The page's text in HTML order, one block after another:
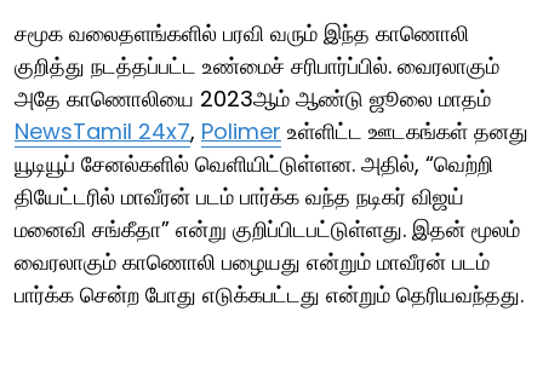
சமூக வலைதளங்களில் பரவி வரும் இந்த காணொலி
குறித்து நடத்தப்பட்ட உண்மைச் சரிபார்ப்பில். வைரலாகும்
அதே காணொலியை 2023ஆம் ஆண்டு ஜூலை மாதம்
NewsTamil 24x7, Polimer உள்ளிட்ட ஊடகங்கள் தனது
யூடியூப் சேனல்களில் வெளியிட்டுள்ளன. அதில், “வெற்றி
தியேட்டரில் மாவீரன் படம் பார்க்க வந்த நடிகர் விஜய்
மனைவி சங்கீதா” என்று குறிப்பிடபட்டுள்ளது. இதன் மூலம்
வைரலாகும் காணொலி பழையது என்றும் மாவீரன் படம்
பார்க்க சென்ற போது எடுக்கபட்டது என்றும் தெரியவந்தது.